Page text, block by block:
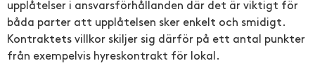
upplåtelse­r i ansvarsför­hållanden där det är viktigt för
båda parter att upplåtelse­n sker enkelt och smidigt.
Kontraktet­s villkor skiljer sig därför på ett antal punkter
från exempelvis hyreskontr­akt för lokal.